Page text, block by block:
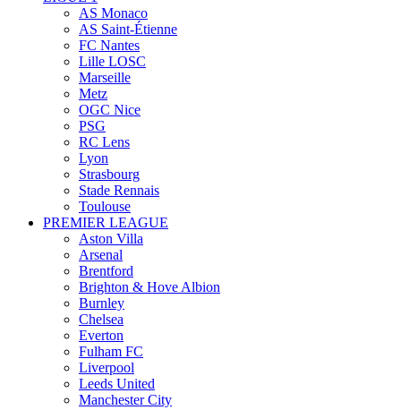
AS Monaco
AS Saint-Étienne
FC Nantes
Lille LOSC
Marseille
Metz
OGC Nice
PSG
RC Lens
Lyon
Strasbourg
Stade Rennais
Toulouse
PREMIER LEAGUE
Aston Villa
Arsenal
Brentford
Brighton & Hove Albion
Burnley
Chelsea
Everton
Fulham FC
Liverpool
Leeds United
Manchester City